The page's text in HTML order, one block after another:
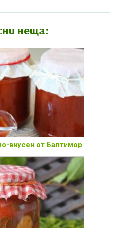
неща:
вкусен от Балтимор